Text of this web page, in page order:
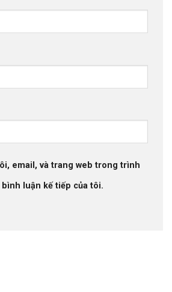
email, và trang web trong trình
luận kế tiếp của tôi.